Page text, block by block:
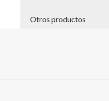
Otros productos